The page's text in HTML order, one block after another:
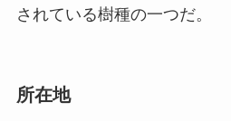
ベッケイマツ保護区は、内
候が続く。この地域は広大な